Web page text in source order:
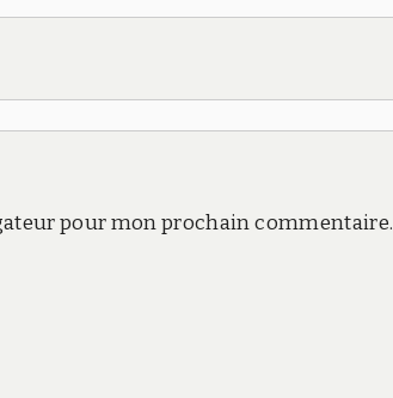
pour mon prochain commentaire.